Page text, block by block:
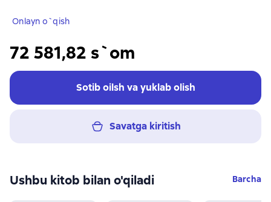
Onlayn o`qish
72 581,82 s`om
Sotib oilsh va yuklab olish
Savatga kiritish
Ushbu kitob bilan o'qiladi Barcha